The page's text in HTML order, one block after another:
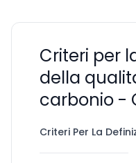
Criteri per
della
carbonio -
Criteri Per La